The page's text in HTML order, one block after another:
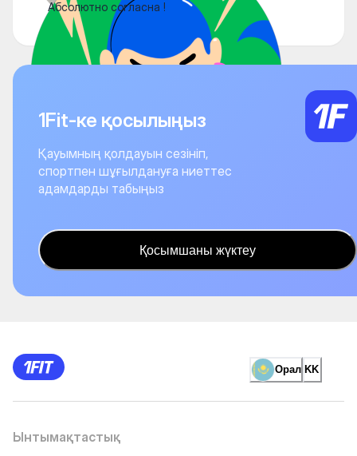
Абсолютно согласна !
1Fit-ке қосылыңыз
Қауымның қолдауын сезініп,
спортпен шұғылдануға ниеттес
адамдарды табыңыз
Қосымшаны жүктеу
Орал KK
Ынтымақтастық